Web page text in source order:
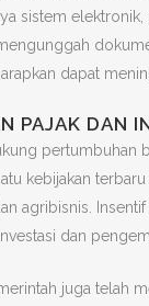
sistem
dapat
PAJAK DAN
pertumbuhan
kebijakan
agribisnis.
dan
juga telah